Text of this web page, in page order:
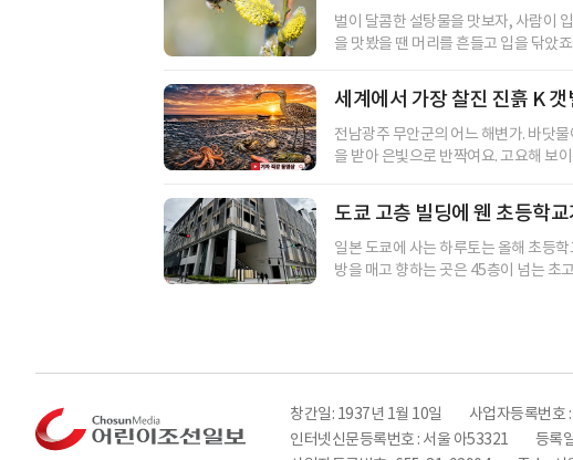
벌이 달콤한 설탕물을 맛보자, 사람이
을 맛봤을 땐 머리를 흔들고 입을 닦았
세계에서 가장 찰진 진흙 K 갯
전남광주 무안군의 어느 해변가. 바닷
을 받아 은빛으로 반짝여요. 고요해 보
도쿄 고층 빌딩에 웬 초등학
일본 도쿄에 사는 하루토는 올해 초등
방을 매고 향하는 곳은 45층이 넘는 초
창간일: 1937년 1월 10일 사업자등록번
인터넷신문등록번호 : 서울 아53321
등록